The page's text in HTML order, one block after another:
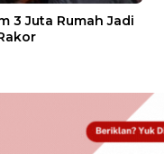
3 Juta Rumah Jadi